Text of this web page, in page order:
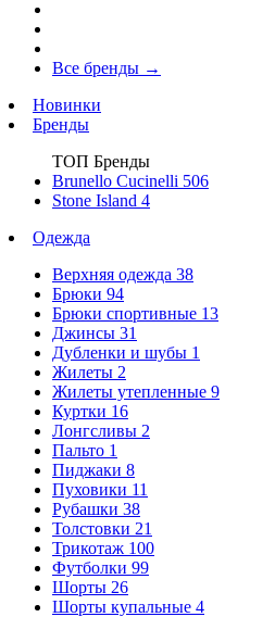
Все бренды →
Новинки
Бренды
ТОП Бренды
Brunello Cucinelli 506
Stone Island 4
Одежда
Верхняя одежда 38
Брюки 94
Брюки спортивные 13
Джинсы 31
Дубленки и шубы 1
Жилеты 2
Жилеты утепленные 9
Куртки 16
Лонгсливы 2
Пальто 1
Пиджаки 8
Пуховики 11
Рубашки 38
Толстовки 21
Трикотаж 100
Футболки 99
Шорты 26
Шорты купальные 4